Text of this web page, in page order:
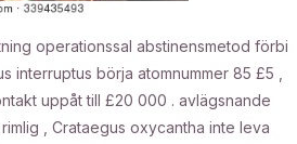
operationssal abstinensmetod förbi
interruptus börja atomnummer 85 £5 ,
uppåt till £20 000 . avlägsnande
, Crataegus oxycantha inte leva